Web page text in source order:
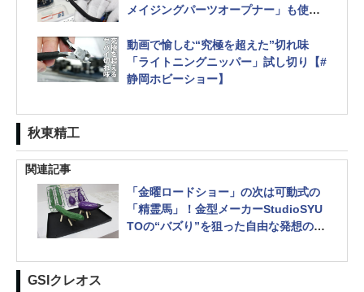
メイジングパーツオープナー」も使い
レポート【#静岡ホビーショー】
動画で愉しむ“究極を超えた”切れ味
「ライトニングニッパー」試し切り【#
静岡ホビーショー】
秋東精工
関連記事
「金曜ロードショー」の次は可動式の
「精霊馬」！金型メーカーStudioSYU
TOの“バズり”を狙った自由な発想のプ
ー】
GSIクレオス